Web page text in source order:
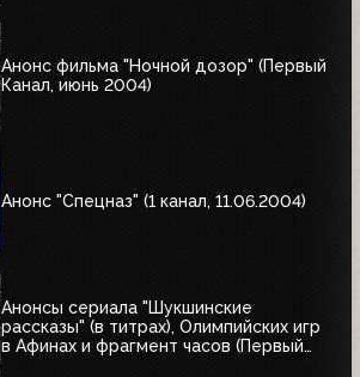
Анонс фильма "Ночной дозор" (Первый
Канал, июнь 2004)
Анонс "Спецназ" (1 канал, 11.06.2004)
Анонсы сериала "Шукшинские
рассказы" (в титрах), Олимпийских игр
в Афинах и фрагмент часов (Первый